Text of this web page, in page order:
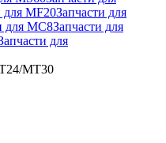
для MF20Запчасти для
для MC8Запчасти для
для
МТ30